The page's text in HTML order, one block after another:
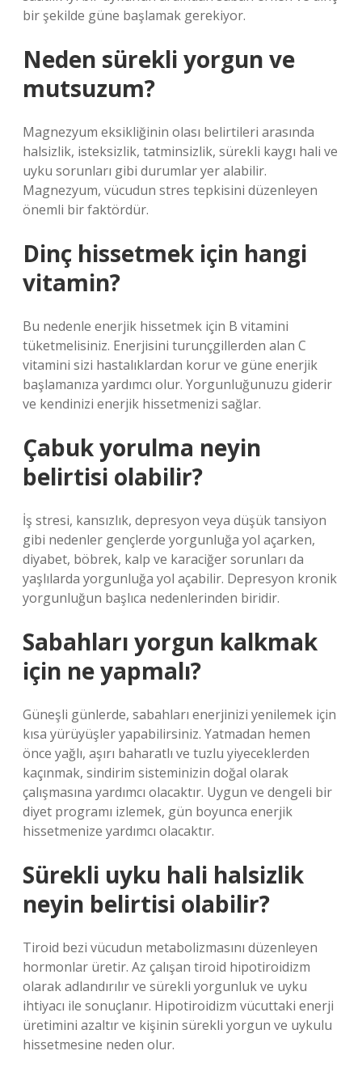
bir şekilde güne başlamak gerekiyor.
Neden sürekli yorgun ve
mutsuzum?
Magnezyum eksikliğinin olası belirtileri arasında
halsizlik, isteksizlik, tatminsizlik, sürekli kaygı hali ve
uyku sorunları gibi durumlar yer alabilir.
Magnezyum, vücudun stres tepkisini düzenleyen
önemli bir faktördür.
Dinç hissetmek için hangi
vitamin?
Bu nedenle enerjik hissetmek için B vitamini
tüketmelisiniz. Enerjisini turunçgillerden alan C
vitamini sizi hastalıklardan korur ve güne enerjik
başlamanıza yardımcı olur. Yorgunluğunuzu giderir
ve kendinizi enerjik hissetmenizi sağlar.
Çabuk yorulma neyin
belirtisi olabilir?
İş stresi, kansızlık, depresyon veya düşük tansiyon
gibi nedenler gençlerde yorgunluğa yol açarken,
diyabet, böbrek, kalp ve karaciğer sorunları da
yaşlılarda yorgunluğa yol açabilir. Depresyon kronik
yorgunluğun başlıca nedenlerinden biridir.
Sabahları yorgun kalkmak
için ne yapmalı?
Güneşli günlerde, sabahları enerjinizi yenilemek için
kısa yürüyüşler yapabilirsiniz. Yatmadan hemen
önce yağlı, aşırı baharatlı ve tuzlu yiyeceklerden
kaçınmak, sindirim sisteminizin doğal olarak
çalışmasına yardımcı olacaktır. Uygun ve dengeli bir
diyet programı izlemek, gün boyunca enerjik
hissetmenize yardımcı olacaktır.
Sürekli uyku hali halsizlik
neyin belirtisi olabilir?
Tiroid bezi vücudun metabolizmasını düzenleyen
hormonlar üretir. Az çalışan tiroid hipotiroidizm
olarak adlandırılır ve sürekli yorgunluk ve uyku
ihtiyacı ile sonuçlanır. Hipotiroidizm vücuttaki enerji
üretimini azaltır ve kişinin sürekli yorgun ve uykulu
hissetmesine neden olur.